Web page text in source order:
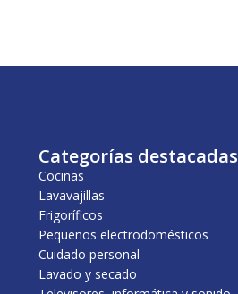
Categorías destacadas
Cocinas
Lavavajillas
Frigoríficos
Pequeños electrodomésticos
Cuidado personal
Lavado y secado